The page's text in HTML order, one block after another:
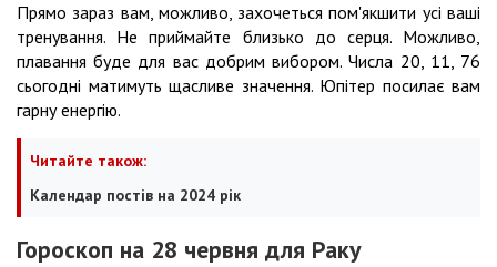
Прямо зараз вам, можливо, захочеться пом'якшити усі ваші
тренування. Не приймайте близько до серця. Можливо,
плавання буде для вас добрим вибором. Числа 20, 11, 76
сьогодні матимуть щасливе значення. Юпітер посилає вам
гарну енергію.
Читайте також:
Календар постів на 2024 рік
Гороскоп на 28 червня для Раку